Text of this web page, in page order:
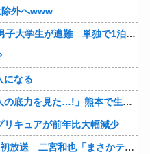
除外へwww
の予定で入山も連絡取れず 警察が9日以降捜索予定
になる
震を経験したドイツ人。直後、日本人たちの行動に衝撃を受けてしまう…
リキュアが前年比大幅減少
さかテレビにまで迷い込んでしまうとは」